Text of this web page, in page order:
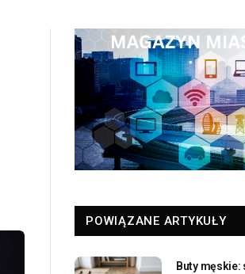
POWIĄZANE ARTYKUŁY
Buty